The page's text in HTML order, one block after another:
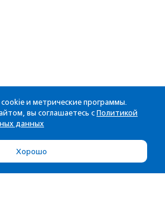
и метрические программы.
вы соглашаетесь с Политикой
данных
Хорошо